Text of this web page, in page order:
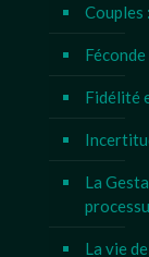
Couples
Fidélité
La
La vie